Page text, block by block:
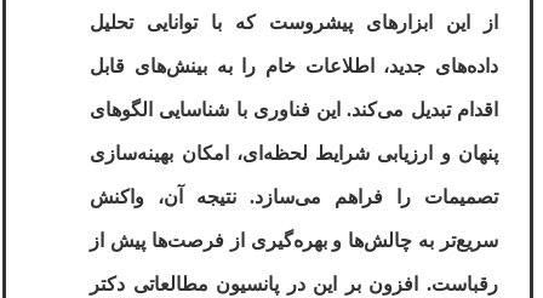
از این ابزارهای پیشروست که با توانایی تحلیل
داده‌های جدید، اطلاعات خام را به بینش‌های قابل
اقدام تبدیل می‌کند. این فناوری با شناسایی الگوهای
پنهان و ارزیابی شرایط لحظه‌ای، امکان بهینه‌سازی
تصمیمات را فراهم می‌سازد. نتیجه آن، واکنش
سریع‌تر به چالش‌ها و بهره‌گیری از فرصت‌ها پیش از
رقباست. افزون بر این در پانسیون مطالعاتی دکتر